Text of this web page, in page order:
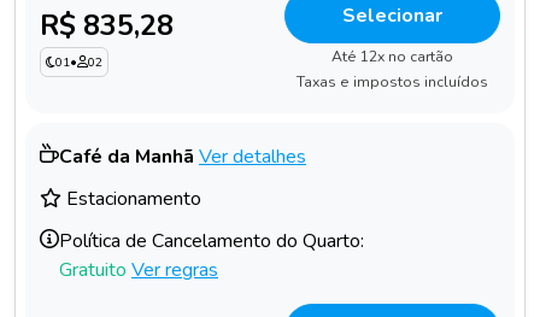
R$ 835,28
01• 02
Selecionar
Até 12x no cartão
Taxas e impostos incluídos
Café da Manhã Ver detalhes
Estacionamento
Política de Cancelamento do Quarto:
Gratuito Ver regras